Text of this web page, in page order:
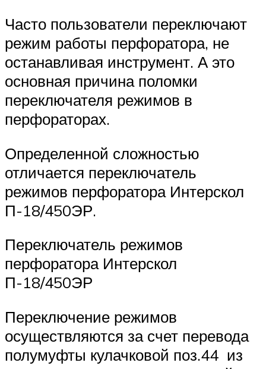
Часто пользователи переключают
режим работы перфоратора, не
останавливая инструмент. А это
основная причина поломки
переключателя режимов в
перфораторах.
Определенной сложностью
отличается переключатель
режимов перфоратора Интерскол
П-18/450ЭР.
Переключатель режимов
перфоратора Интерскол
П-18/450ЭР
Переключение режимов
осуществляются за счет перевода
полумуфты кулачковой поз.44 из